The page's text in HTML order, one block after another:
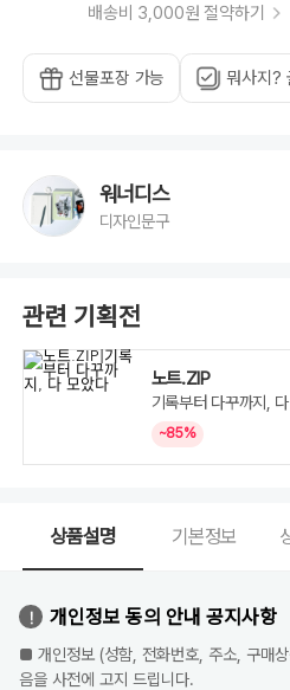
배송비 3,000원 절약하기
선물포장 가능 뭐사지?
워너디스
디자인문구
관련 기획전
노트.ZIP
기록부터 다꾸까지,
~85%
상품설명 기본정보
개인정보 동의 안내 공지사항
■ 개인정보 (성함, 전화번호, 주소, 구매
음을 사전에 고지 드립니다.